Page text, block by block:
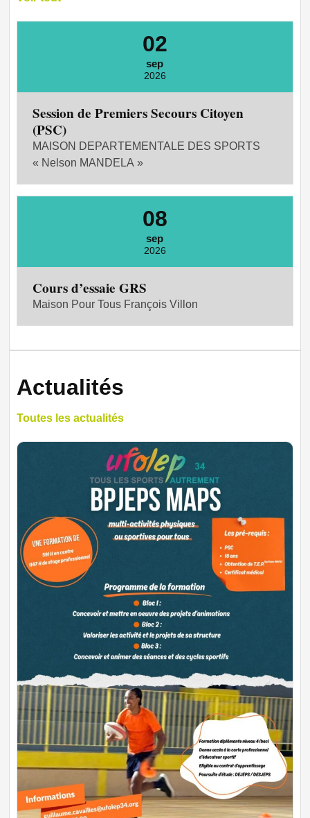
02
sep
2026
Session de Premiers Secours Citoyen
(PSC)
MAISON DEPARTEMENTALE DES SPORTS
« Nelson MANDELA »
08
sep
2026
Cours d’essaie GRS
Maison Pour Tous François Villon
Actualités
Toutes les actualités